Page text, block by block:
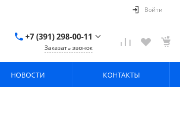
Войти
+7 (391) 298-00-11
г. Красноярск, пер.
Заказать звонок
НОВОСТИ КОНТАКТЫ